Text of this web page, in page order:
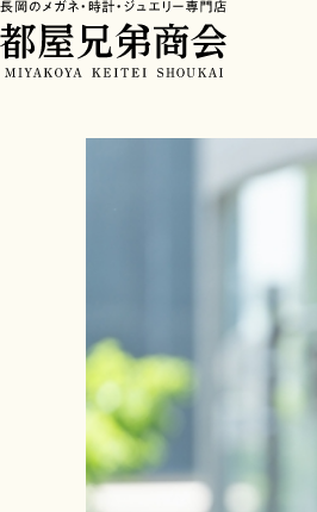
HOME>ブログ>50代女性のメガネ